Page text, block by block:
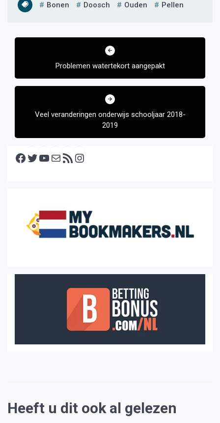
Bonen Doosch Ouden Pellen
Bericht
Problemen watertekort aangepakt
Veel veranderingen onderwijs schooljaar 2018-
2019
Facebook Twitter YouTube E-mail RSS feed
Heeft u dit ook al gelezen